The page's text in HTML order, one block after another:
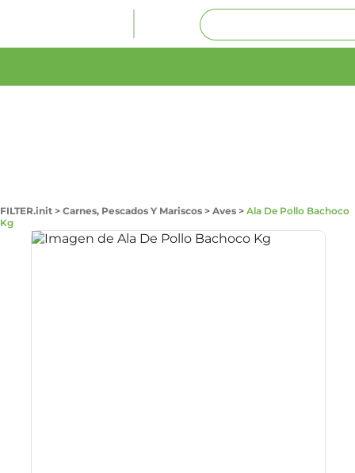
FILTER.init > Carnes, Pescados Y Mariscos > Aves > Ala De Pollo Bachoco
Kg